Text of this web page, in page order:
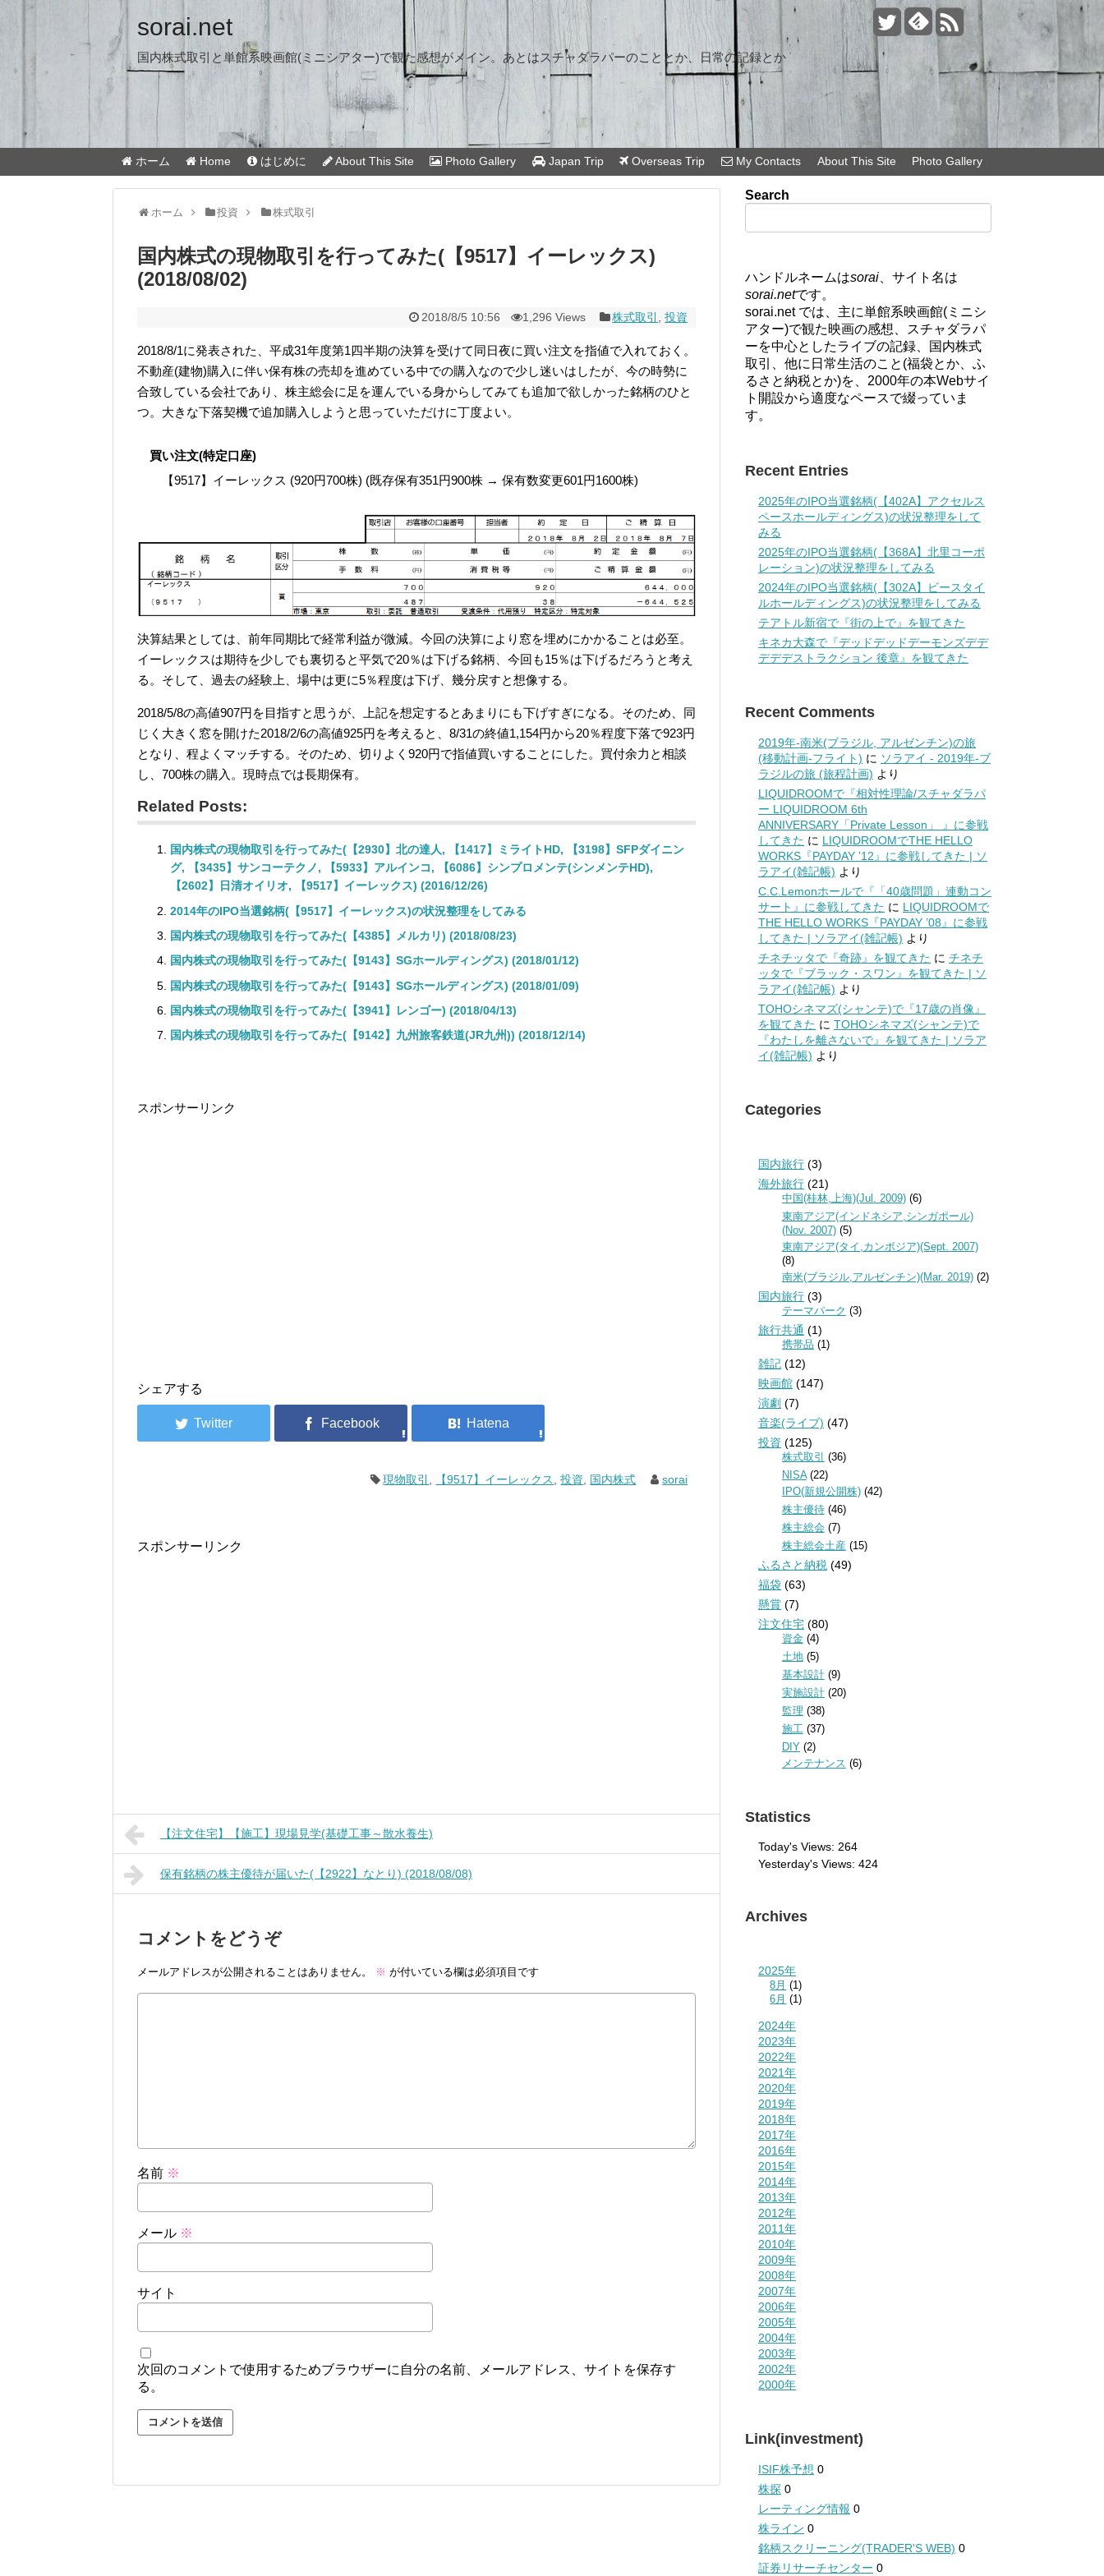
sorai.net
国内株式取引と単館系映画館(ミニシアター)で観た感想がメイン。あとはスチャダラパーのこととか、日常の記録とか
ホーム Home はじめに About This Site Photo Gallery Japan Trip Overseas Trip My Contacts About This Site Photo Gallery
ホーム 投資 株式取引
国内株式の現物取引を行ってみた(【9517】イーレックス)
(2018/08/02)
2018/8/5 10:56 1,296 Views 株式取引 ,投資
2018/8/1に発表された、平成31年度第1四半期の決算を受けて同日夜に買い注文を指値で入れておく。
不動産(建物)購入に伴い保有株の売却を進めている中での購入なので少し迷いはしたが、今の時勢に
合致している会社であり、株主総会に足を運んでいる身からしてみても追加で欲しかった銘柄のひと
つ。大きな下落契機で追加購入しようと思っていただけに丁度よい。
買い注文(特定口座)
【9517】イーレックス (920円700株) (既存保有351円900株 → 保有数変更601円1600株)
決算結果としては、前年同期比で経常利益が微減。今回の決算により窓を埋めにかかることは必至。
イーレックスは期待を少しでも裏切ると平気で20％は下げる銘柄、今回も15％は下げるだろうと考え
る。そして、過去の経験上、場中は更に5％程度は下げ、幾分戻すと想像する。
2018/5/8の高値907円を目指すと思うが、上記を想定するとあまりにも下げすぎになる。そのため、同
じく大きく窓を開けた2018/2/6の高値925円を考えると、8/31の終値1,154円から20％程度下落で923円
となり、程よくマッチする。そのため、切りよく920円で指値買いすることにした。買付余力と相談
し、700株の購入。現時点では長期保有。
Related Posts:
国内株式の現物取引を行ってみた(【2930】北の達人, 【1417】ミライトHD, 【3198】SFPダイニン
グ, 【3435】サンコーテクノ, 【5933】アルインコ, 【6086】シンプロメンテ(シンメンテHD),
【2602】日清オイリオ, 【9517】イーレックス) (2016/12/26)
2014年のIPO当選銘柄(【9517】イーレックス)の状況整理をしてみる
国内株式の現物取引を行ってみた(【4385】メルカリ) (2018/08/23)
国内株式の現物取引を行ってみた(【9143】SGホールディングス) (2018/01/12)
国内株式の現物取引を行ってみた(【9143】SGホールディングス) (2018/01/09)
国内株式の現物取引を行ってみた(【3941】レンゴー) (2018/04/13)
国内株式の現物取引を行ってみた(【9142】九州旅客鉄道(JR九州)) (2018/12/14)
スポンサーリンク
シェアする
現物取引 【9517】イーレックス ,投資 国内株式 sorai
スポンサーリンク
【注文住宅】【施工】現場見学(基礎工事～散水養生)
保有銘柄の株主優待が届いた(【2922】なとり) (2018/08/08)
コメントをどうぞ
メールアドレスが公開されることはありません。 ※ が付いている欄は必須項目です
名前 ※
メール ※
サイト
次回のコメントで使用するためブラウザーに自分の名前、メールアドレス、サイトを保存す
る。
Search
ハンドルネームはsorai 、サイト名は
sorai.netです。
sorai.net では、主に単館系映画館(ミニシ
アター)で観た映画の感想、スチャダラパ
ーを中心としたライブの記録、国内株式
取引、他に日常生活のこと(福袋とか、ふ
るさと納税とか)を、2000年の本Webサイ
ト開設から適度なペースで綴っていま
す。
Recent Entries
2025年のIPO当選銘柄(【402A】アクセルス
ペースホールディングス)の状況整理をして
みる
2025年のIPO当選銘柄(【368A】北里コーポ
レーション)の状況整理をしてみる
2024年のIPO当選銘柄(【302A】ビースタイ
ルホールディングス)の状況整理をしてみる
テアトル新宿で『街の上で』を観てきた
キネカ大森で『デッドデッドデーモンズデデ
デデデストラクション 後章』を観てきた
Recent Comments
2019年-南米(ブラジル, アルゼンチン)の旅
(移動計画-フライト) に ソラアイ - 2019年-ブ
ラジルの旅 (旅程計画) より
LIQUIDROOMで『相対性理論/スチャダラパ
ー LIQUIDROOM 6th
ANNIVERSARY「Private Lesson」 』に参戦
してきた に LIQUIDROOMでTHE HELLO
WORKS『PAYDAY ’12』に参戦してきた | ソ
ラアイ(雑記帳) より
C.C.Lemonホールで『「40歳問題」連動コン
サート』に参戦してきた に LIQUIDROOMで
THE HELLO WORKS『PAYDAY ’08』に参戦
してきた | ソラアイ(雑記帳) より
チネチッタで『奇跡』を観てきた に チネチ
ッタで『ブラック・スワン』を観てきた | ソ
ラアイ(雑記帳) より
TOHOシネマズ(シャンテ)で『17歳の肖像』
を観てきた に TOHOシネマズ(シャンテ)で
『わたしを離さないで』を観てきた | ソラア
イ(雑記帳) より
Categories
国内旅行 (3)
海外旅行 (21)
中国(桂林,上海)(Jul. 2009)(6)
東南アジア(インドネシア,シンガポール)
(Nov. 2007)(5)
東南アジア(タイ,カンボジア)(Sept. 2007)
(8)
南米(ブラジル,アルゼンチン)(Mar. 2019)(2)
国内旅行 (3)
テーマパーク (3)
旅行共通 (1)
携帯品 (1)
雑記 (12)
映画館 (147)
演劇 (7)
音楽(ライブ) (47)
投資 (125)
株式取引
(36)
NISA(22)
IPO(新規公開株)(42)
株主優待(46)
株主総会 (7)
株主総会土産 (15)
ふるさと納税 (49)
福袋 (63)
懸賞 (7)
注文住宅 (80)
資金(4)
土地(5)
基本設計(9)
実施設計(20)
監理 (38)
施工(37)
DIY(2)
メンテナンス (6)
Statistics
Today's Views: 264
Yesterday's Views: 424
Archives
2025年
8月 (1)
6月 (1)
2024年
2023年
2022年
2021年
2020年
2019年
2018年
2017年
2016年
2015年
2014年
2013年
2012年
2011年
2010年
2009年
2008年
2007年
2006年
2005年
2004年
2003年
2002年
2000年
Link(investment)
ISIF株予想 0
株探 0
レーティング情報 0
株ライン 0
銘柄スクリーニング(TRADER'S WEB) 0
証券リサーチセンター 0